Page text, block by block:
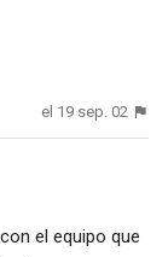
el 19 sep. 02
el equipo que